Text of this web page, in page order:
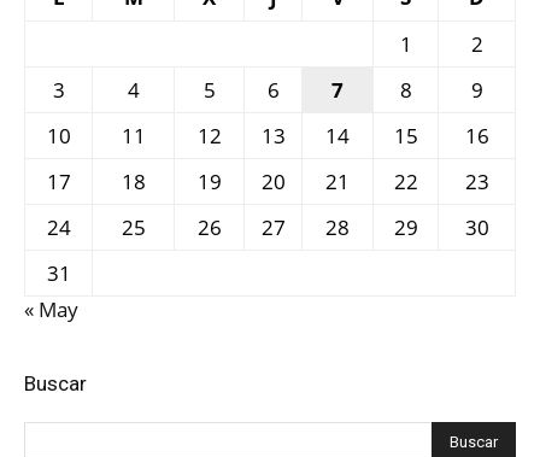
1
2
3
4 5 6 7 8
9
10
11 12 13 14 15
16
17
18 19 20 21 22
23
24
25 26 27 28 29
30
31
« May
Buscar